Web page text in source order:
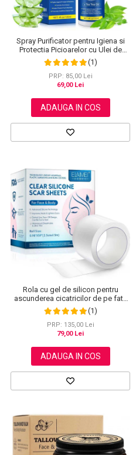
Spray Purificator pentru Igiena si
Protectia Picioarelor cu Ulei de
Arbore de Ceai, 120 ml
(1)
PRP: 85,00 Lei
69,00 Lei
ADAUGA IN COS
Rola cu gel de silicon pentru
ascunderea cicatricilor de pe fata
sau corp, plasture reutilizabil, 2.5
cm x 1.5 m, Elaimei
(1)
PRP: 135,00 Lei
79,00 Lei
ADAUGA IN COS